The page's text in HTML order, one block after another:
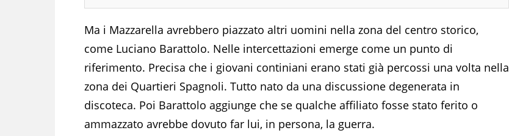
Ma i Mazzarella avrebbero piazzato altri uomini nella zona del centro storico,
come Luciano Barattolo. Nelle intercettazioni emerge come un punto di
riferimento. Precisa che i giovani continiani erano stati già percossi una volta nella
zona dei Quartieri Spagnoli. Tutto nato da una discussione degenerata in
discoteca. Poi Barattolo aggiunge che se qualche affiliato fosse stato ferito o
ammazzato avrebbe dovuto far lui, in persona, la guerra.